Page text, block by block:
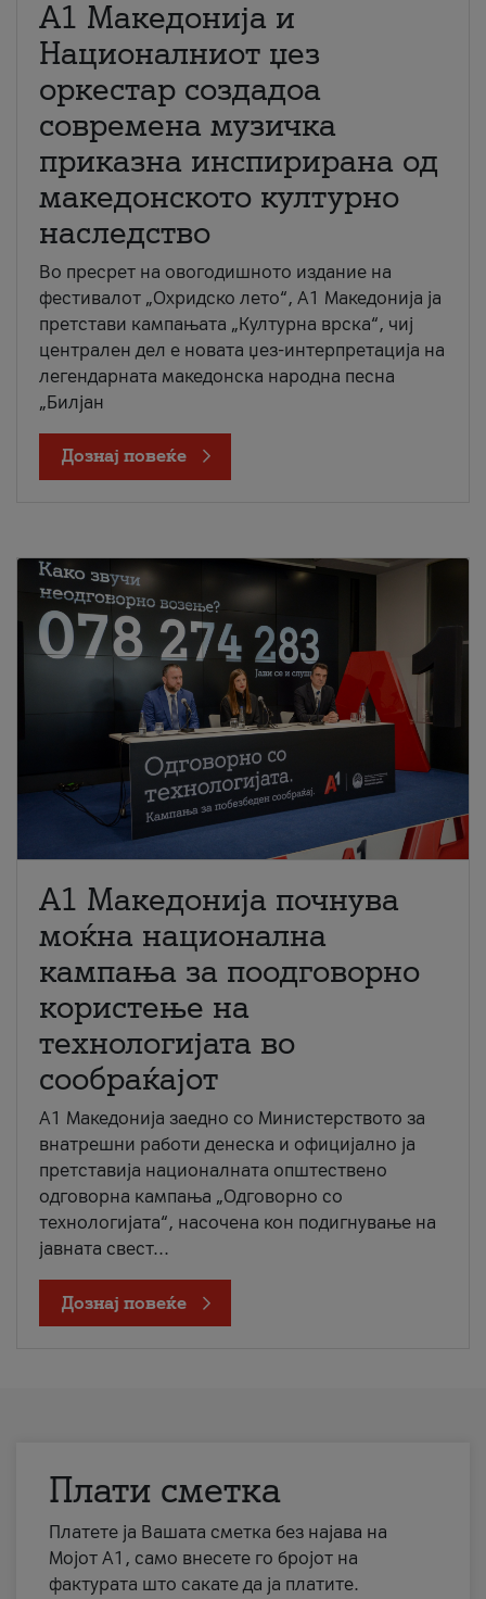
А1 Македонија и
Националниот џез
оркестар создадоа
современа музичка
приказна инспирирана од
македонското културно
наследство
Во пресрет на овогодишното издание на
фестивалот „Охридско лето“, А1 Македонија ја
претстави кампањата „Културна врска“, чиј
централен дел е новата џез-интерпретација на
легендарната македонска народна песна
„Билјан
Дознај повеќе
A1 Македонија почнува
моќна национална
кампања за поодговорно
користење на
технологијата во
сообраќајот
A1 Македонија заедно со Министерството за
внатрешни работи денеска и официјално ја
претставија националната општествено
одговорна кампања „Одговорно со
технологијата“, насочена кон подигнување на
јавната свест...
Дознај повеќе
Плати сметка
Платете ја Вашата сметка без најава на
Мојот А1, само внесете го бројот на
фактурата што сакате да ја платите.